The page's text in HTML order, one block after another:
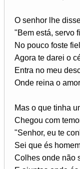
O senhor lhe
"Bem está, servo
No pouco foste
Agora te darei o
Entra no meu
Onde reina o
Mas o que tinha
Chegou com
"Senhor, eu te
Sei que és
Colhes onde não